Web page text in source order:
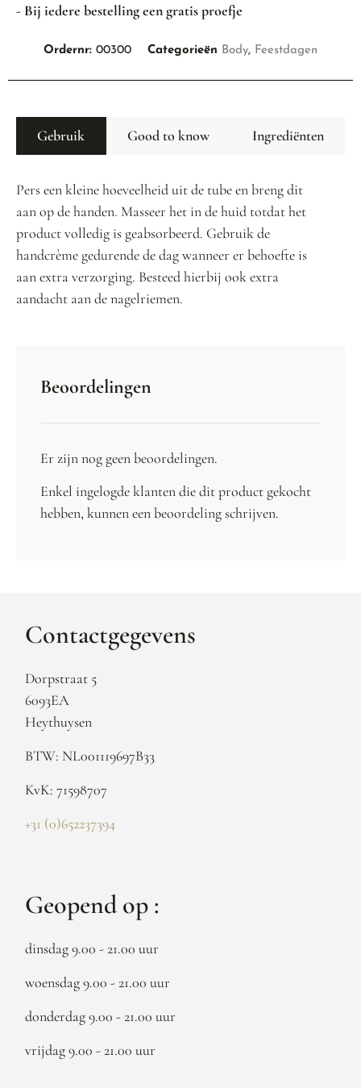
- Bij iedere bestelling een gratis proefje
Ordernr: 00300 Categorieën Body, Feestdagen
Gebruik Good to know Ingrediënten
Pers een kleine hoeveelheid uit de tube en breng dit
aan op de handen. Masseer het in de huid totdat het
product volledig is geabsorbeerd. Gebruik de
handcrème gedurende de dag wanneer er behoefte is
aan extra verzorging. Besteed hierbij ook extra
aandacht aan de nagelriemen.
Beoordelingen
Er zijn nog geen beoordelingen.
Enkel ingelogde klanten die dit product gekocht
hebben, kunnen een beoordeling schrijven.
Contactgegevens
Dorpstraat 5
6093EA
Heythuysen
BTW: NL001119697B33
KvK: 71598707
+31 (0)652237394
Geopend op :
dinsdag 9.00 - 21.00 uur
woensdag 9.00 - 21.00 uur
donderdag 9.00 - 21.00 uur
vrijdag 9.00 - 21.00 uur